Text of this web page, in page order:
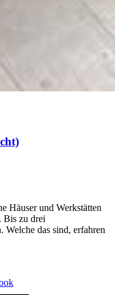
Häuser und Werkstätten
Bis zu drei
Welche das sind, erfahren